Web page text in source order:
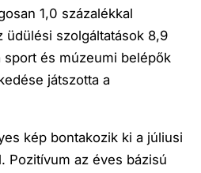
1,0 százalékkal
üdülési szolgáltatások 8,9
sport és múzeumi belépők
játszotta a
kép bontakozik ki a júliusi
Pozitívum az éves bázisú